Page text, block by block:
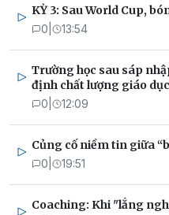
KỲ 3: Sau World Cup,
0 13:54
Trường học sau sáp
định chất lượng giáo dục
0 12:09
Củng cố niềm tin giữa
0 19:51
Coaching: Khi "lắng